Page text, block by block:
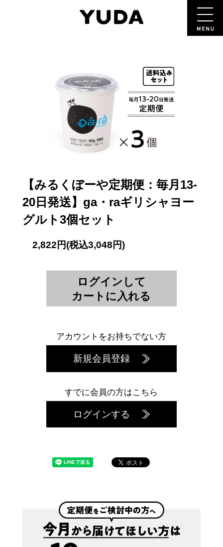
【みるくぼーや定期便：毎月13-
20日発送】ga・raギリシャヨー
グルト3個セット
2,822円(税込3,048円)
ログインして
カートに入れる
アカウントをお持ちでない方
新規会員登録
すでに会員の方はこちら
ログインする